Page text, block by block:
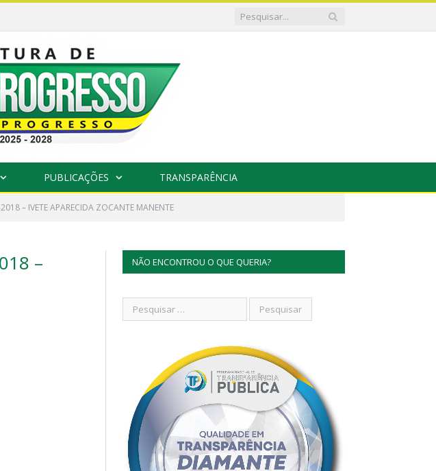
PUBLICAÇÕES TRANSPARÊNCIA
– IVETE APARECIDA ZOCANTE MANENTE
–
NÃO ENCONTROU O QUE QUERIA?